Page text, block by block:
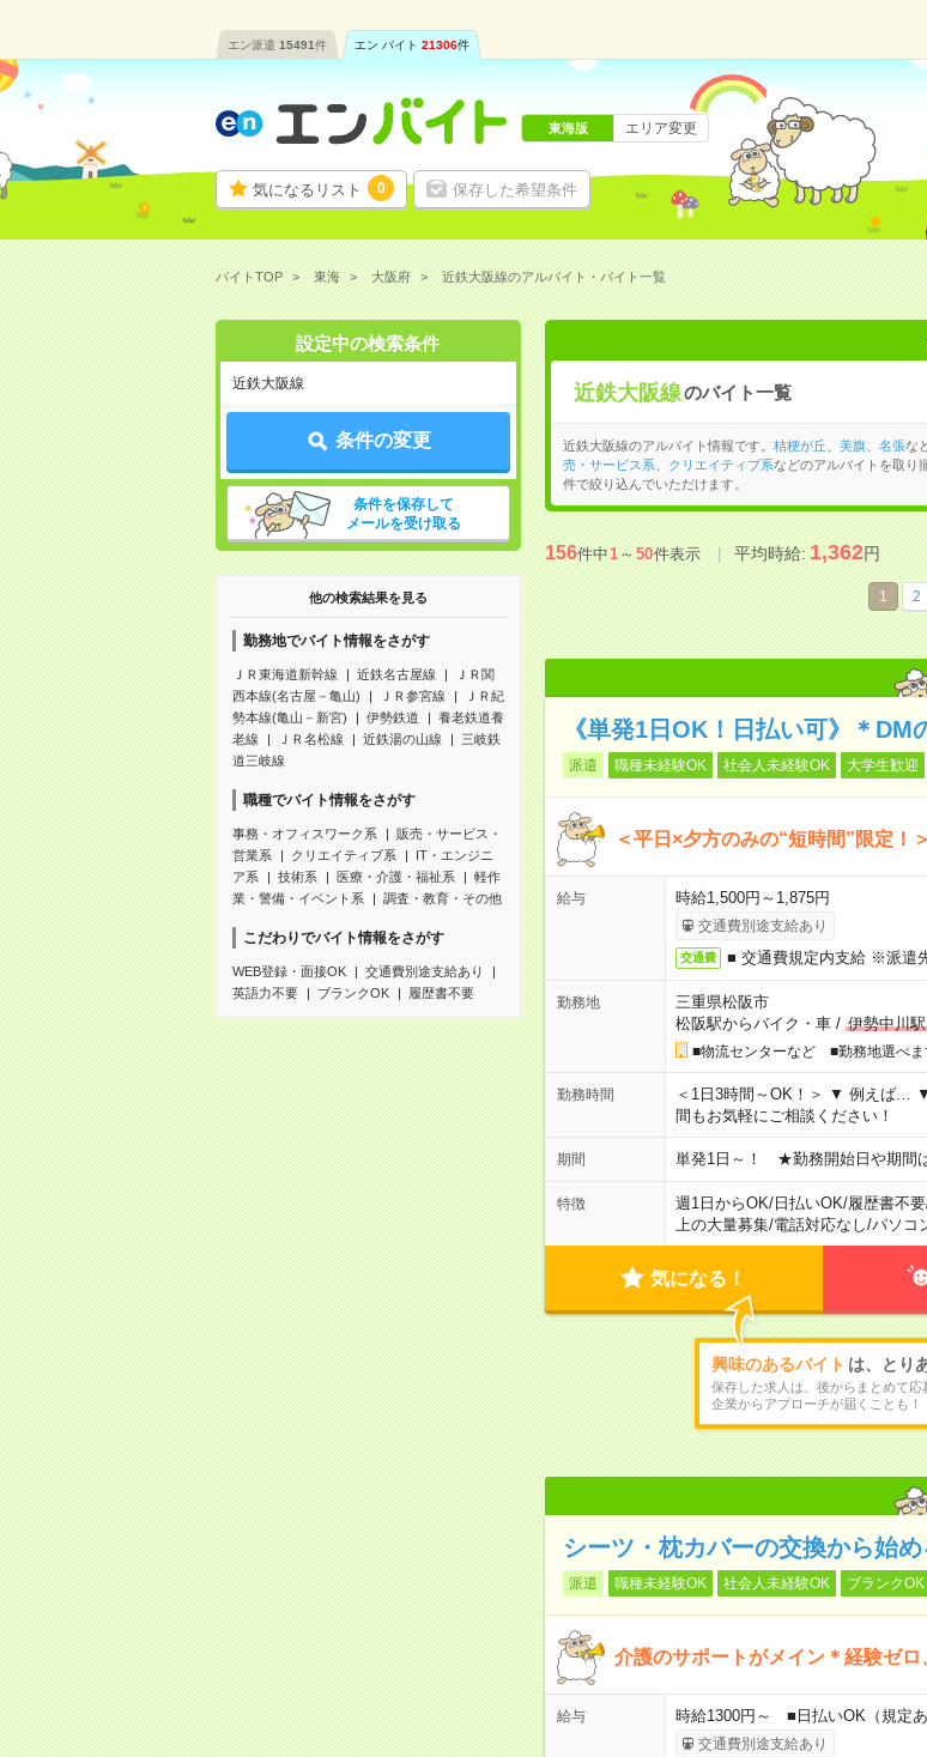
エン派遣 15491件 エン バイト 21306件
気になるリスト 0 保存した希望条件
東海版 エリア変更
バイトTOP 東海 大阪府 近鉄大阪線のアルバイト・バイト一覧
設定中の検索条件
近鉄大阪線
条件の変更
条件を保存して
メールを受け取る
他の検索結果を見る
勤務地でバイト情報をさがす
ＪＲ東海道新幹線 近鉄名古屋線
ＪＲ関
西本線(名古屋－亀山)
ＪＲ参宮線
ＪＲ紀
勢本線(亀山－新宮)
伊勢鉄道
養老鉄道養
老線
ＪＲ名松線 近鉄湯の山線
三岐鉄
道三岐線
職種でバイト情報をさがす
事務・オフィスワーク系
販売・サービス・
営業系
クリエイティブ系
IT・エンジニ
ア系
技術系 医療・介護・福祉系
軽作
業・警備・イベント系
調査・教育・その他
こだわりでバイト情報をさがす
WEB登録・面接OK
交通費別途支給あり
英語力不要
ブランクOK 履歴書不要
近鉄大阪線のバイト一覧
近鉄大阪線のアルバイト情報です。 桔梗が丘 美旗、 名張な
売・サービス系
クリエイティブ系などのアルバイトを取り
件で絞り込んでいただけます。
156件中1～50件表示 平均時給:1,362円
1 2
《単発1日OK！日払い可》＊DM
派遣 職種未経験OK 社会人未経験OK 大学生歓迎
＜平日×夕方のみの“短時間”限定
給与 時給1,500円～1,875円
交通費別途支給あり
交通費 ■ 交通費規定内支給 ※派遣
勤務地
三重県松阪市
松阪駅からバイク・車/ 伊勢中川駅
■物流センターなど ■勤務地選べま
勤務時間
＜1日3時間～OK！＞ ▼ 例えば…
間もお気軽にご相談ください！
期間 単発1日～！ ★勤務開始日や期間
特徴 週1日からOK/日払いOK/履歴書不要
上の大量募集/電話対応なし/パソコ
気になる！
興味のあるバイト は、とり
保存した求人は、後からまとめて応
企業からアプローチが届くことも！
シーツ・枕カバーの交換から始
派遣 職種未経験OK 社会人未経験OK ブランクOK
介護のサポートがメイン＊経験ゼ
給与 時給1300円～ ■日払いOK（規定
交通費別途支給あり